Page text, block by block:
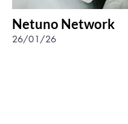
Netuno Network
26/01/26